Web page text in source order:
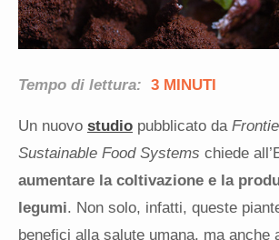
Tempo di lettura: 3 MINUTI
Un nuovo studio pubblicato da
Sustainable Food Systems chiede
aumentare la coltivazione e la
legumi. Non solo, infatti, queste
benefici alla salute umana, ma anche